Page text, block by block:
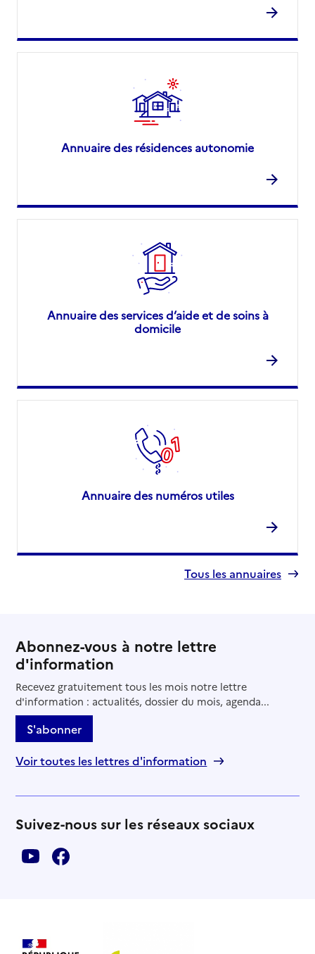
Annuaire des résidences autonomie
Annuaire des services d’aide et de soins à
domicile
Annuaire des numéros utiles
Tous les annuaires
Abonnez-vous à notre lettre
d'information
Recevez gratuitement tous les mois notre lettre
d'information : actualités, dossier du mois, agenda...
S'abonner
Voir toutes les lettres d'information
Suivez-nous sur les réseaux sociaux